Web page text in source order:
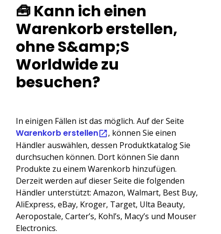
🧰 Kann ich einen
Warenkorb erstellen,
ohne S&amp;S
Worldwide zu
besuchen?
In einigen Fällen ist das möglich. Auf der Seite
Warenkorb erstellen
, können Sie einen
Händler auswählen, dessen Produktkatalog Sie
durchsuchen können. Dort können Sie dann
Produkte zu einem Warenkorb hinzufügen.
Derzeit werden auf dieser Seite die folgenden
Händler unterstützt: Amazon, Walmart, Best Buy,
AliExpress, eBay, Kroger, Target, Ulta Beauty,
Aeropostale, Carter’s, Kohl’s, Macy’s und Mouser
Electronics.